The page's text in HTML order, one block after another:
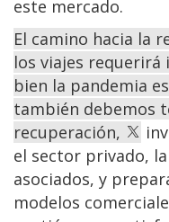
este mercado.
El camino hacia la
los viajes requerirá
bien la pandemia
también debemos
recuperación,
el sector privado,
asociados, y
modelos